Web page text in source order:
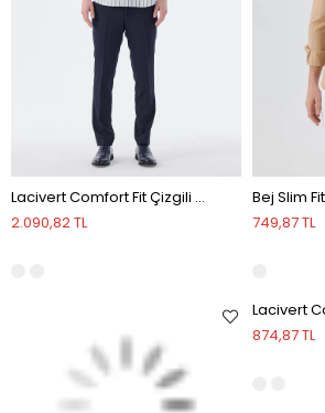
Lacivert Comfort Fit Çizgili Pamuklu Keten Gömlek
2.090,82 TL
749,87 TL
874,87 TL